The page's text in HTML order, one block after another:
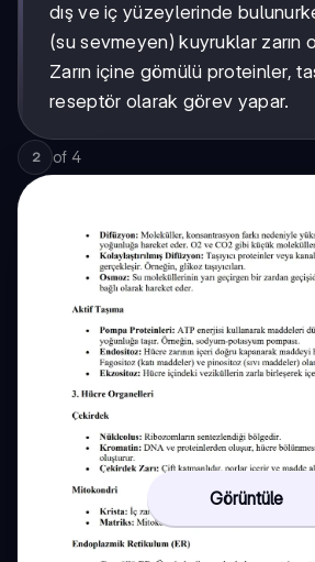
dış ve iç yüzeylerinde
(su sevmeyen) kuyruklar zarın
Zarın içine gömülü proteinler,
reseptör olarak görev yapar.
2 of 4
Görüntüle